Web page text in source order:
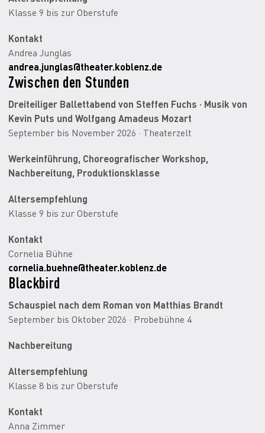
Klasse 9 bis zur Oberstufe
Kontakt
Andrea Junglas
andrea.junglas@theater.koblenz.de
Zwischen den Stunden
Dreiteiliger Ballettabend von Steffen Fuchs · Musik von
Kevin Puts und Wolfgang Amadeus Mozart
September bis November 2026 · Theaterzelt
Werkeinführung, Choreografischer Workshop,
Nachbereitung, Produktionsklasse
Altersempfehlung
Klasse 9 bis zur Oberstufe
Kontakt
Cornelia Bühne
cornelia.buehne@theater.koblenz.de
Blackbird
Schauspiel nach dem Roman von Matthias Brandt
September bis Oktober 2026 · Probebühne 4
Nachbereitung
Altersempfehlung
Klasse 8 bis zur Oberstufe
Kontakt
Anna Zimmer